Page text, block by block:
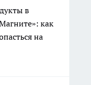
в
как
на